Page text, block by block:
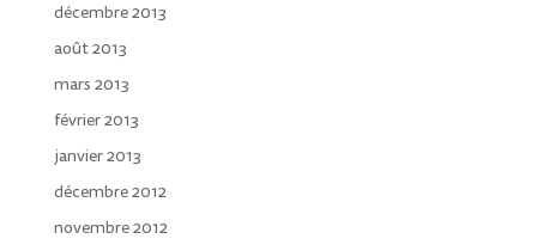
décembre 2013
août 2013
mars 2013
février 2013
janvier 2013
décembre 2012
novembre 2012